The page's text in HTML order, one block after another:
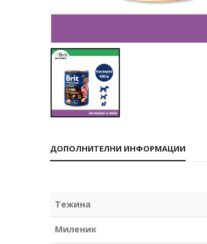
ДОПОЛНИТЕЛНИ ИНФОРМАЦИИ
Тежина
Миленик